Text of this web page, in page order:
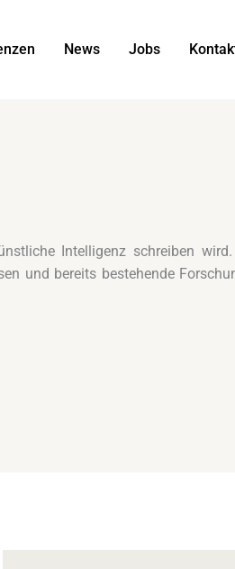
News Jobs
Intelligenz schreiben
und bereits bestehende